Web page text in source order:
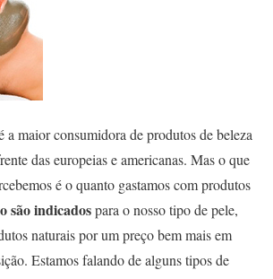
a maior consumidora de produtos de beleza
das europeias e americanas. Mas o que
é o quanto gastamos com produtos
são indicadospara o nosso tipo de pele,
naturais por um preço bem mais em
Estamos falando de alguns tipos de